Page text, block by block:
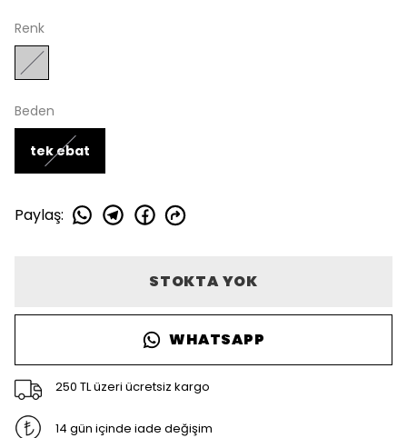
Renk
Beden
tek ebat
Paylaş:
STOKTA YOK
WHATSAPP
250 TL üzeri ücretsiz kargo
14 gün içinde iade değişim